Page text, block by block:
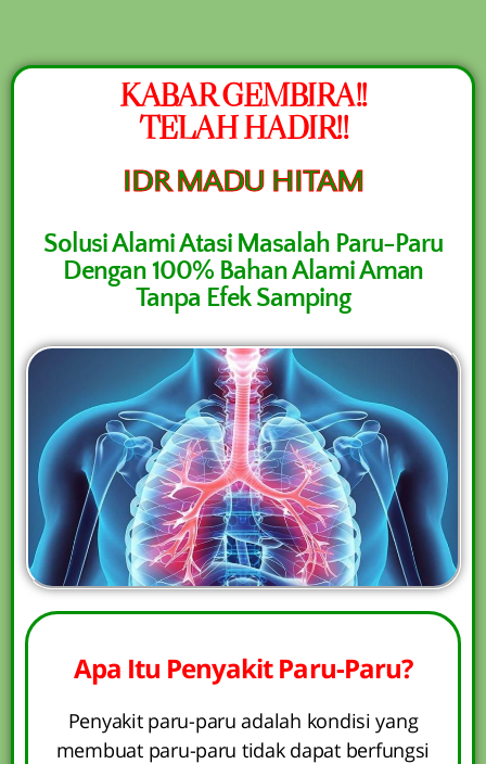
KABAR GEMBIRA!!
TELAH HADIR!!
IDR MADU HITAM
Solusi Alami Atasi Masalah Paru-Paru
Dengan 100% Bahan Alami Aman
Tanpa Efek Samping
Apa Itu Penyakit Paru-Paru?
Penyakit paru-paru adalah kondisi yang
membuat paru-paru tidak dapat berfungsi
PESAN SEKARANG (NON COD -
TRANSFER SETELAH SAMPAI KE
REKENING KAMI)
PESAN